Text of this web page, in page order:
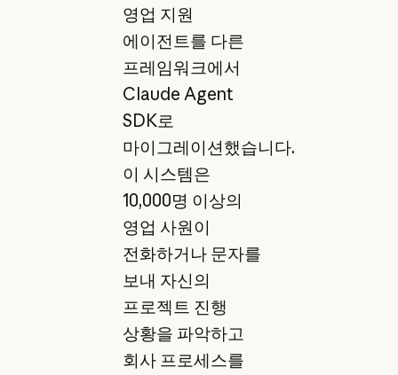
영업 지원
에이전트를 다른
프레임워크에서
Claude Agent
SDK로
마이그레이션했습니다.
이 시스템은
10,000명 이상의
영업 사원이
전화하거나 문자를
보내 자신의
프로젝트 진행
상황을 파악하고
회사 프로세스를